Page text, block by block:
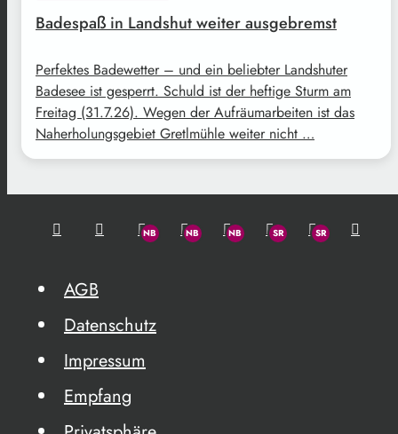
Badespaß in Landshut weiter ausgebremst
Perfektes Badewetter – und ein beliebter Landshuter
Badesee ist gesperrt. Schuld ist der heftige Sturm am
Freitag (31.7.26). Wegen der Aufräumarbeiten ist das
Naherholungsgebiet Gretlmühle weiter nicht …
AGB
Datenschutz
Impressum
Empfang